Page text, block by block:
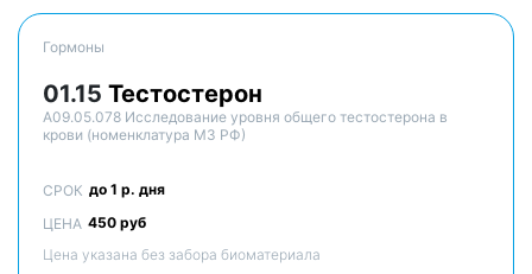
Гормоны
01.15 Тестостерон
A09.05.078 Исследование уровня общего тестостерона в
крови (номенклатура МЗ РФ)
СРОК до 1 р. дня
ЦЕНА 450 руб
Цена указана без забора биоматериала